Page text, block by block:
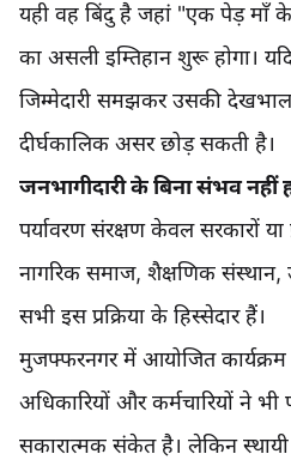
यही वह बिंदु है जहां "एक पेड़ माँ
का असली इम्तिहान शुरू होगा।
जिम्मेदारी समझकर उसकी
दीर्घकालिक असर छोड़ सकती है।
जनभागीदारी के बिना संभव नहीं
पर्यावरण संरक्षण केवल सरकारों या
नागरिक समाज, शैक्षणिक
सभी इस प्रक्रिया के हिस्सेदार हैं।
मुजफ्फरनगर में आयोजित कार्यक्रम
अधिकारियों और कर्मचारियों ने भी
सकारात्मक संकेत है। लेकिन